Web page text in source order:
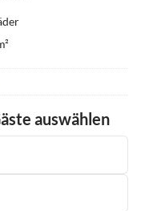
auswählen